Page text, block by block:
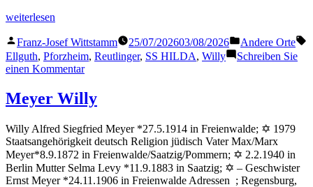
„Reutlinger
weiterlesen
Veröffentlicht
von
Franz-Josef Wittstamm 25/07/202603/08/2026
Veröffentlicht
in
Andere Orte
Ellguth, Pforzheim, Reutlinger, SS HILDA, Willy
Schreiben Sie
einen Kommentarzu
Willy
Meyer Willy
Willy Alfred Siegfried Meyer *27.5.1914 in Freienwalde; ✡ 1979
Staatsangehörigkeit deutsch Religion jüdisch Vater Max/Marx
Meyer*8.9.1872 in Freienwalde/Saatzig/Pommern; ✡ 2.2.1940 in
Berlin Mutter Selma Levy *11.9.1883 in Saatzig; ✡ – Geschwister
Ernst Meyer *24.11.1906 in Freienwalde Adressen ; Regensburg,